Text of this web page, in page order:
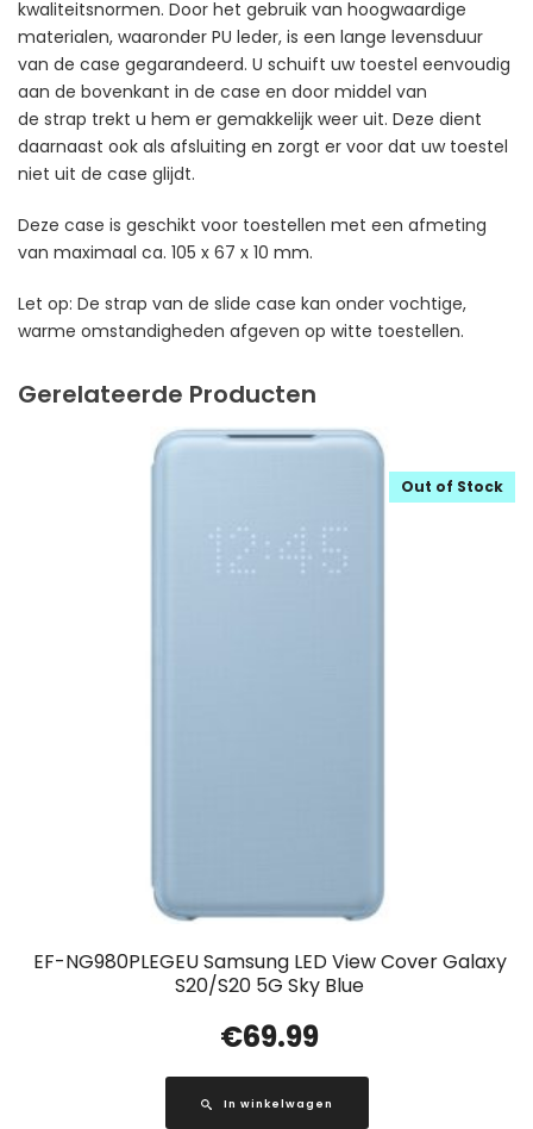
kwaliteitsnormen. Door het gebruik van hoogwaardige
materialen, waaronder PU leder, is een lange levensduur
van de case gegarandeerd. U schuift uw toestel eenvoudig
aan de bovenkant in de case en door middel van
de strap trekt u hem er gemakkelijk weer uit. Deze dient
daarnaast ook als afsluiting en zorgt er voor dat uw toestel
niet uit de case glijdt.
Deze case is geschikt voor toestellen met een afmeting
van maximaal ca. 105 x 67 x 10 mm.
Let op: De strap van de slide case kan onder vochtige,
warme omstandigheden afgeven op witte toestellen.
Gerelateerde Producten
EF-NG980PLEGEU Samsung LED View Cover Galaxy
S20/S20 5G Sky Blue
Out of Stock
€69.99
In winkelwagen